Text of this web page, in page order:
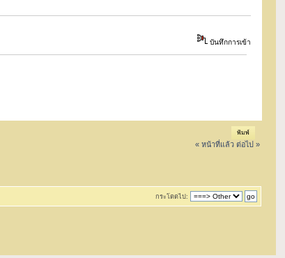
บันทึกการเข้า
พิมพ์
« หน้าที่แล้ว ต่อไป »
กระโดดไป: